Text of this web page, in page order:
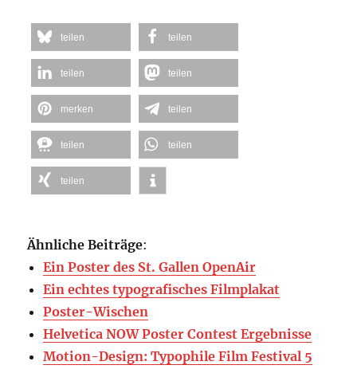
teilen teilen
teilen teilen
merken teilen
teilen teilen
teilen
Ähnliche Beiträge:
Ein Poster des St. Gallen OpenAir
Ein echtes typografisches Filmplakat
Poster-Wischen
Helvetica NOW Poster Contest Ergebnisse
Motion-Design: Typophile Film Festival 5